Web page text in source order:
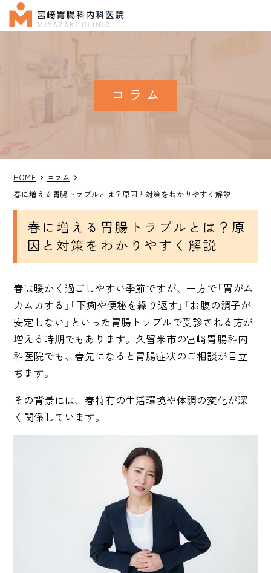
コラム
HOME
コラム
春に増える胃腸トラブルとは？原因と対策をわかりやすく解説
春に増える胃腸トラブルとは？原
因と対策をわかりやすく解説
春は暖かく過ごしやすい季節ですが、一方で「胃がム
カムカする」「下痢や便秘を繰り返す」「お腹の調子が
安定しない」といった胃腸トラブルで受診される方が
増える時期でもあります。久留米市の宮﨑胃腸科内
科医院でも、春先になると胃腸症状のご相談が目立
ちます。
その背景には、春特有の生活環境や体調の変化が深
く関係しています。